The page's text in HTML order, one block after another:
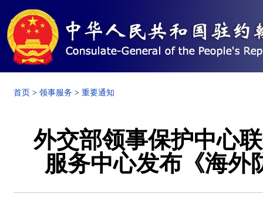
首页 > 领事服务 > 重要通知
外交部领事保护中心
服务中心发布《海外